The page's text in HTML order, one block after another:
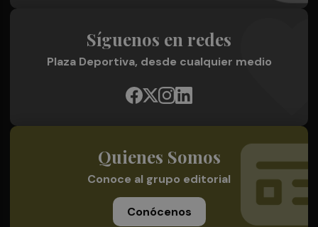
Síguenos en redes
Plaza Deportiva, desde cualquier medio
Quienes Somos
Conoce al grupo editorial
Conócenos